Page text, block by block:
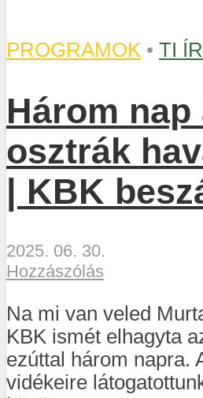
PROGRAMOK • TI
Három nap
osztrák
| KBK
2025. 06. 30.
Hozzászólás
Na mi van veled
KBK ismét elhagyta
ezúttal három napra.
vidékeire